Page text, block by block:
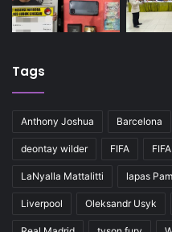
Tags
Anthony Joshua Barcelona
deontay wilder FIFA
LaNyalla Mattalitti lapas
Liverpool Oleksandr Usyk